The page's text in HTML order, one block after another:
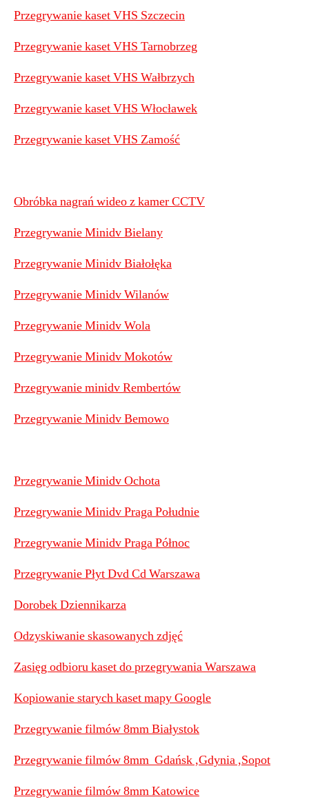
Przegrywanie kaset VHS Szczecin
Przegrywanie kaset VHS Tarnobrzeg
Przegrywanie kaset VHS Wałbrzych
Przegrywanie kaset VHS Włocławek
Przegrywanie kaset VHS Zamość
Obróbka nagrań wideo z kamer CCTV
Przegrywanie Minidv Bielany
Przegrywanie Minidv Białołęka
Przegrywanie Minidv Wilanów
Przegrywanie Minidv Wola
Przegrywanie Minidv Mokotów
Przegrywanie minidv Rembertów
Przegrywanie Minidv Bemowo
Przegrywanie Minidv Ochota
Przegrywanie Minidv Praga Południe
Przegrywanie Minidv Praga Północ
Przegrywanie Płyt Dvd Cd Warszawa
Dorobek Dziennikarza
Odzyskiwanie skasowanych zdjęć
Zasięg odbioru kaset do przegrywania Warszawa
Kopiowanie starych kaset mapy Google
Przegrywanie filmów 8mm Białystok
Przegrywanie filmów 8mm Gdańsk ,Gdynia ,Sopot
Przegrywanie filmów 8mm Katowice